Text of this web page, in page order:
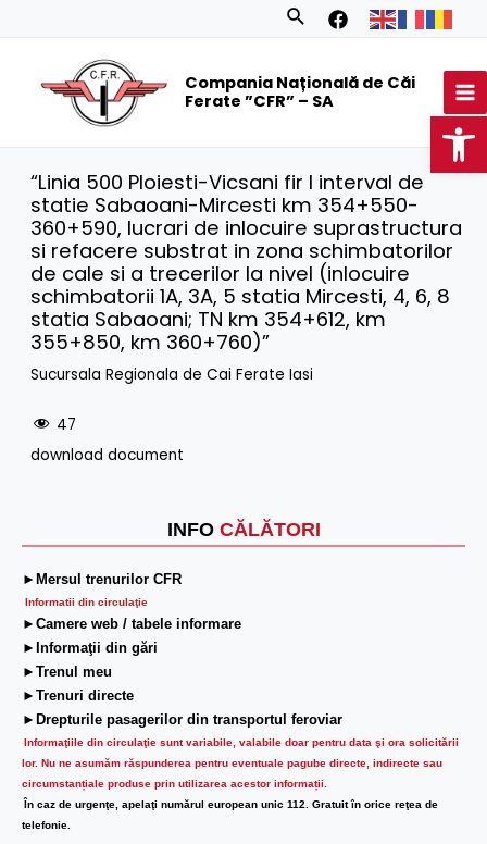
Search
Compania Națională de Căi
Ferate ”CFR” – SA
INFO CĂLĂTORI
►Mersul trenurilor CFR
Informatii din circulaţie
►Camere web / tabele informare
►Informaţii din gări
►Trenul meu
►Trenuri directe
►Drepturile pasagerilor din transportul feroviar
Informaţiile din circulaţie sunt variabile, valabile doar pentru data şi ora solicitării
lor. Nu ne asumăm răspunderea pentru eventuale pagube directe, indirecte sau
circumstanțiale produse prin utilizarea acestor informații.
În caz de urgenţe, apelaţi numărul european unic 112. Gratuit în orice reţea de
telefonie.
“Linia 500 Ploiesti-Vicsani fir I interval de
statie Sabaoani-Mircesti km 354+550-
360+590, lucrari de inlocuire suprastructura
si refacere substrat in zona schimbatorilor
de cale si a trecerilor la nivel (inlocuire
schimbatorii 1A, 3A, 5 statia Mircesti, 4, 6, 8
statia Sabaoani; TN km 354+612, km
355+850, km 360+760)”
Sucursala Regionala de Cai Ferate Iasi
47
download document